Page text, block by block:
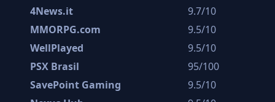
4News.it
9.7/10
MMORPG.com
9.5/10
WellPlayed
9.5/10
PSX Brasil
95/100
SavePoint Gaming
9.5/10